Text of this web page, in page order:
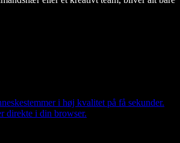
i høj kvalitet på få sekunder.
direkte i din browser.